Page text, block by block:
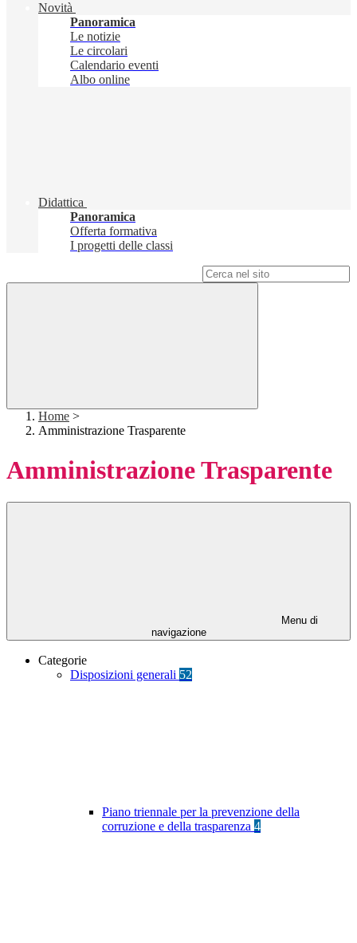
Novità
Panoramica
Le notizie
Le circolari
Calendario eventi
Albo online
Didattica
Panoramica
Offerta formativa
I progetti delle classi
Home >
Amministrazione Trasparente
Amministrazione Trasparente
Menu di
navigazione
Categorie
Disposizioni generali 52
Piano triennale per la prevenzione della
corruzione e della trasparenza 4